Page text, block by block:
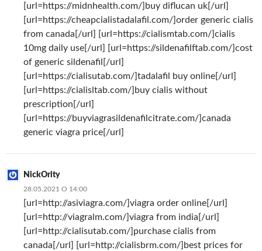
[url=https://midnhealth.com/]buy diflucan uk[/url]
[url=https://cheapcialistadalafil.com/]order generic cialis
from canada[/url] [url=https://cialismtab.com/]cialis
10mg daily use[/url] [url=https://sildenafilftab.com/]cost
of generic sildenafil[/url]
[url=https://cialisutab.com/]tadalafil buy online[/url]
[url=https://cialisltab.com/]buy cialis without
prescription[/url]
[url=https://buyviagrasildenafilcitrate.com/]canada
generic viagra price[/url]
NickOrity
28.05.2021 О 14:00
[url=http://asiviagra.com/]viagra order online[/url]
[url=http://viagralm.com/]viagra from india[/url]
[url=http://cialisutab.com/]purchase cialis from
canada[/url] [url=http://cialisbrm.com/]best prices for